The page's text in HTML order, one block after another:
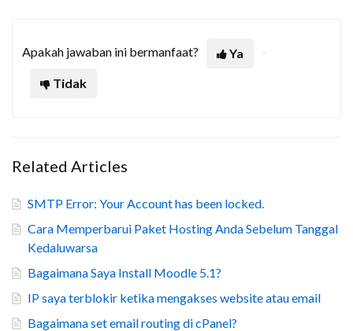
Apakah jawaban ini bermanfaat?
Ya
Tidak
Related Articles
SMTP Error: Your Account has been locked.
Cara Memperbarui Paket Hosting Anda Sebelum Tanggal
Kedaluwarsa
Bagaimana Saya Install Moodle 5.1?
IP saya terblokir ketika mengakses website atau email
Bagaimana set email routing di cPanel?